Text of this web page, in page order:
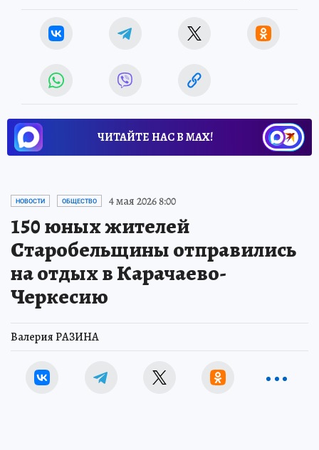
ЧИТАЙТЕ НАС В МАХ!
НОВОСТИ ОБЩЕСТВО 4 мая 2026 8:00
150 юных жителей
Старобельщины отправились
на отдых в Карачаево-
Черкесию
Валерия РАЗИНА